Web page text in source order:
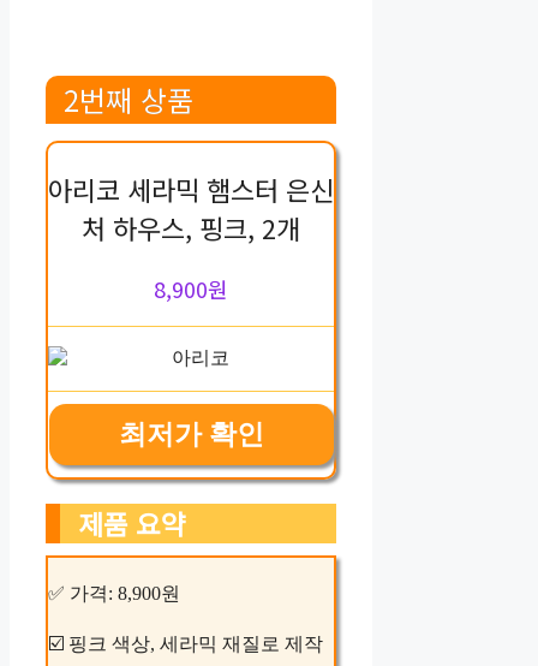
2번째 상품
아리코 세라믹 햄스터 은신
처 하우스, 핑크, 2개
8,900원
최저가 확인
제품 요약
✅ 가격: 8,900원
☑️ 핑크 색상, 세라믹 재질로 제작